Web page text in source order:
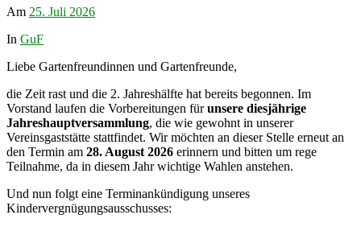
Am 25. Juli 2026
In GuF
Liebe Gartenfreundinnen und Gartenfreunde,
die Zeit rast und die 2. Jahreshälfte hat bereits begonnen. Im
Vorstand laufen die Vorbereitungen fürunsere diesjährige
Jahreshauptversammlung, die wie gewohnt in unserer
Vereinsgaststätte stattfindet. Wir möchten an dieser Stelle erneut an
den Termin am 28. August 2026 erinnern und bitten um rege
Teilnahme, da in diesem Jahr wichtige Wahlen anstehen.
Und nun folgt eine Terminankündigung unseres
Kindervergnügungsausschusses: